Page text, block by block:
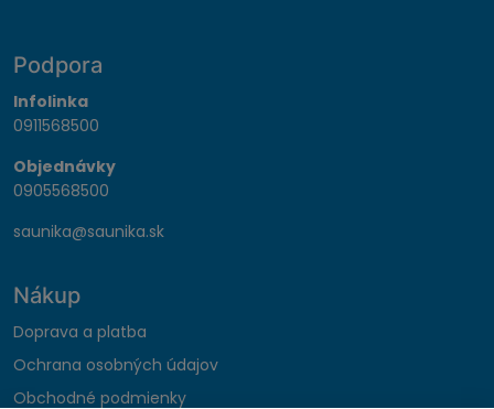
Podpora
Infolinka
0911568500
Objednávky
0905568500
saunika@saunika.sk
Nákup
Doprava a platba
Ochrana osobných údajov
Obchodné podmienky